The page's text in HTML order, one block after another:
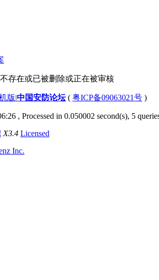
存在或已被删除或正在被审核
版|中国安防论坛( 粤ICP备09063021号 )
, Processed in 0.050002 second(s), 5
X3.4 Licensed
Inc.